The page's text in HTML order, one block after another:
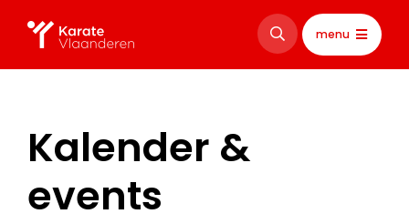
menu
Kalender &
events